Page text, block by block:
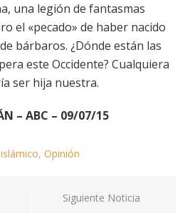
una legión de fantasmas
el «pecado» de haber nacido
bárbaros. ¿Dónde están las
este Occidente? Cualquiera
ser hija nuestra.
– ABC – 09/07/15
, Opinión
Siguiente Noticia